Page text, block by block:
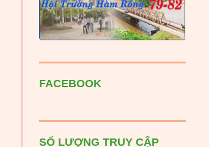
FACEBOOK
SỐ LƯỢNG TRUY CẬP